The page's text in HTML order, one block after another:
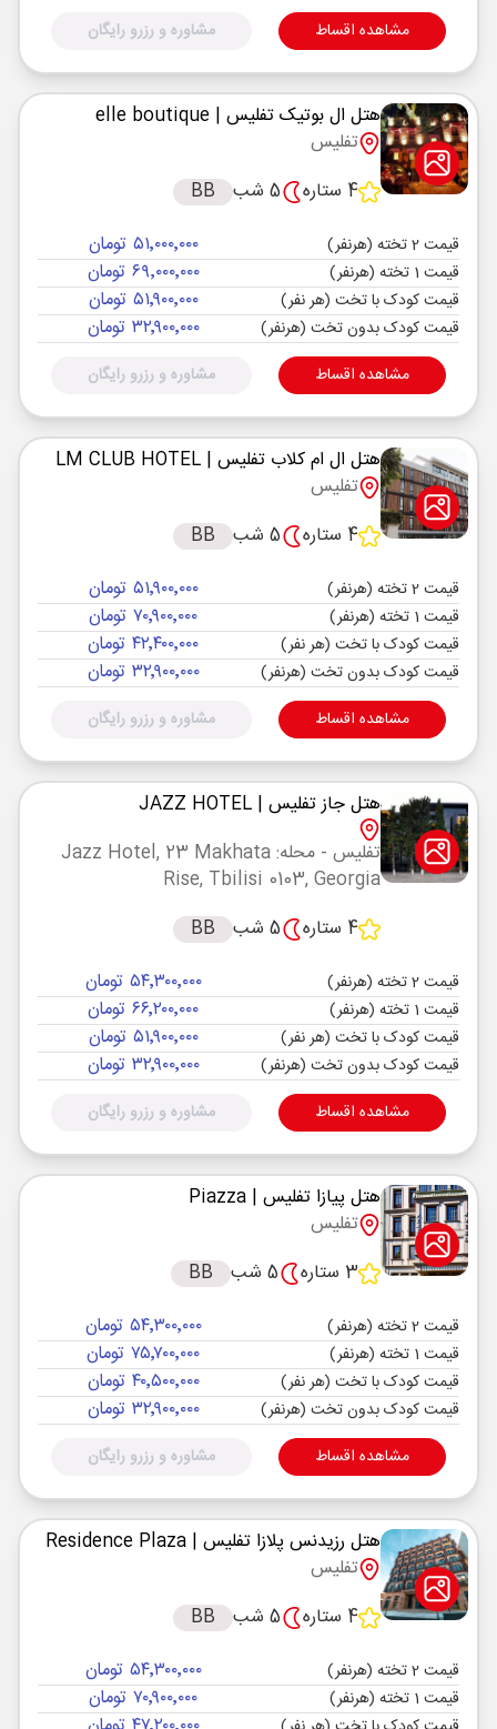
مشاهده اقساط مشاوره و رزرو رایگان
هتل ال بوتیک تفلیس | elle boutique
تفلیس
4 ستاره
5 شب BB
قیمت 2 تخته (هرنفر) ۵۱٬۰۰۰٬۰۰۰ تومان
قیمت 1 تخته (هرنفر) ۶۹٬۰۰۰٬۰۰۰ تومان
قیمت کودک با تخت (هر نفر) ۵۱٬۹۰۰٬۰۰۰ تومان
قیمت کودک بدون تخت (هرنفر) ۳۲٬۹۰۰٬۰۰۰ تومان
مشاهده اقساط مشاوره و رزرو رایگان
هتل ال ام کلاب تفلیس | LM CLUB HOTEL
تفلیس
4 ستاره
5 شب BB
قیمت 2 تخته (هرنفر) ۵۱٬۹۰۰٬۰۰۰ تومان
قیمت 1 تخته (هرنفر) ۷۰٬۹۰۰٬۰۰۰ تومان
قیمت کودک با تخت (هر نفر) ۴۲٬۴۰۰٬۰۰۰ تومان
قیمت کودک بدون تخت (هرنفر) ۳۲٬۹۰۰٬۰۰۰ تومان
مشاهده اقساط مشاوره و رزرو رایگان
هتل جاز تفلیس | JAZZ HOTEL
تفلیس
- محله: Jazz Hotel, 23 Makhata
Rise, Tbilisi 0103, Georgia
4 ستاره
5 شب BB
قیمت 2 تخته (هرنفر) ۵۴٬۳۰۰٬۰۰۰ تومان
قیمت 1 تخته (هرنفر) ۶۶٬۲۰۰٬۰۰۰ تومان
قیمت کودک با تخت (هر نفر) ۵۱٬۹۰۰٬۰۰۰ تومان
قیمت کودک بدون تخت (هرنفر) ۳۲٬۹۰۰٬۰۰۰ تومان
مشاهده اقساط مشاوره و رزرو رایگان
هتل پیازا تفلیس | Piazza
تفلیس
3 ستاره
5 شب BB
قیمت 2 تخته (هرنفر) ۵۴٬۳۰۰٬۰۰۰ تومان
قیمت 1 تخته (هرنفر) ۷۵٬۷۰۰٬۰۰۰ تومان
قیمت کودک با تخت (هر نفر) ۴۰٬۵۰۰٬۰۰۰ تومان
قیمت کودک بدون تخت (هرنفر) ۳۲٬۹۰۰٬۰۰۰ تومان
مشاهده اقساط مشاوره و رزرو رایگان
هتل رزیدنس پلازا تفلیس | Residence Plaza
تفلیس
4 ستاره
5 شب BB
قیمت 2 تخته (هرنفر) ۵۴٬۳۰۰٬۰۰۰ تومان
قیمت 1 تخته (هرنفر) ۷۰٬۹۰۰٬۰۰۰ تومان